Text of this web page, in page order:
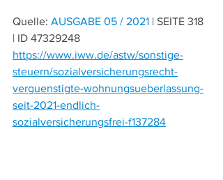
Quelle: AUSGABE 05 / 2021 | SEITE 318
| ID 47329248
https://www.iww.de/astw/sonstige-
steuern/sozialversicherungsrecht-
verguenstigte-wohnungsueberlassung-
seit-2021-endlich-
sozialversicherungsfrei-f137284